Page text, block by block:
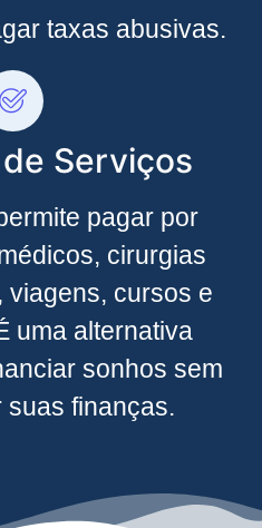
taxas abusivas.
Serviços
pagar por
cirurgias
viagens, cursos e
uma alternativa
sonhos sem
suas finanças.